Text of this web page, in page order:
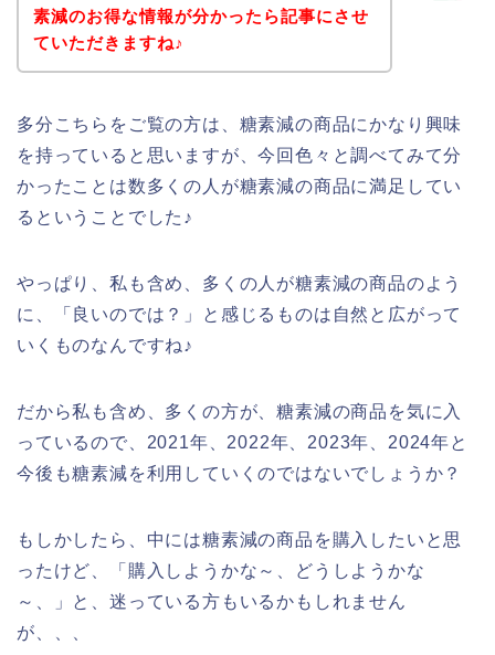
素減のお得な情報が分かったら記事にさせ
ていただきますね♪
多分こちらをご覧の方は、糖素減の商品にかなり興味
を持っていると思いますが、今回色々と調べてみて分
かったことは数多くの人が糖素減の商品に満足してい
るということでした♪
やっぱり、私も含め、多くの人が糖素減の商品のよう
に、「良いのでは？」と感じるものは自然と広がって
いくものなんですね♪
だから私も含め、多くの方が、糖素減の商品を気に入
っているので、2021年、2022年、2023年、2024年と
今後も糖素減を利用していくのではないでしょうか？
もしかしたら、中には糖素減の商品を購入したいと思
ったけど、「購入しようかな～、どうしようかな
～、」と、迷っている方もいるかもしれません
が、、、